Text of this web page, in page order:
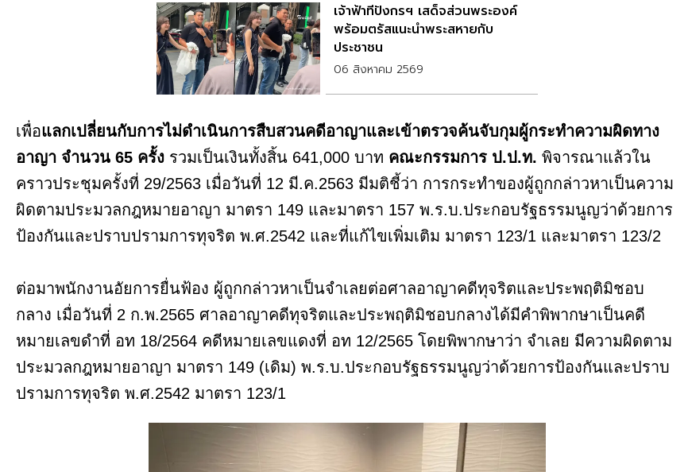
เจ้าฟ้าทีปังกรฯ เสด็จส่วนพระองค์
พร้อมตรัสแนะนำพระสหายกับ
ประชาชน
06 สิงหาคม 2569
เพื่อแลกเปลี่ยนกับการไม่ดำเนินการสืบสวนคดีอาญาและเข้าตรวจค้นจับกุมผู้กระทำความผิดทาง
อาญา จำนวน 65 ครั้ง รวมเป็นเงินทั้งสิ้น 641,000 บาท คณะกรรมการ ป.ป.ท. พิจารณาแล้วใน
คราวประชุมครั้งที่ 29/2563 เมื่อวันที่ 12 มี.ค.2563 มีมติชี้ว่า การกระทำของผู้ถูกกล่าวหาเป็นความ
ผิดตามประมวลกฎหมายอาญา มาตรา 149 และมาตรา 157 พ.ร.บ.ประกอบรัฐธรรมนูญว่าด้วยการ
ป้องกันและปราบปรามการทุจริต พ.ศ.2542 และที่แก้ไขเพิ่มเติม มาตรา 123/1 และมาตรา 123/2
ต่อมาพนักงานอัยการยื่นฟ้อง ผู้ถูกกล่าวหาเป็นจำเลยต่อศาลอาญาคดีทุจริตและประพฤติมิชอบ
กลาง เมื่อวันที่ 2 ก.พ.2565 ศาลอาญาคดีทุจริตและประพฤติมิชอบกลางได้มีคำพิพากษาเป็นคดี
หมายเลขดำที่ อท 18/2564 คดีหมายเลขแดงที่ อท 12/2565 โดยพิพากษาว่า จำเลย มีความผิดตาม
ประมวลกฎหมายอาญา มาตรา 149 (เดิม) พ.ร.บ.ประกอบรัฐธรรมนูญว่าด้วยการป้องกันและปราบ
ปรามการทุจริต พ.ศ.2542 มาตรา 123/1